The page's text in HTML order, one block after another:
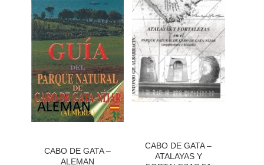
CABO DE GATA –
ALEMAN
CABO DE GATA –
ATALAYAS Y